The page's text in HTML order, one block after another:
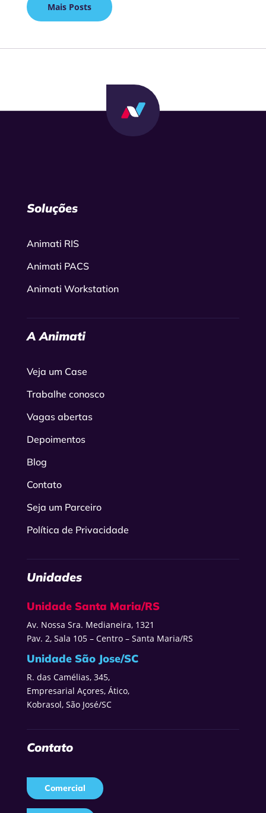
Mais Posts
Soluções
Animati RIS
Animati PACS
Animati Workstation
A Animati
Veja um Case
Trabalhe conosco
Vagas abertas
Depoimentos
Blog
Contato
Seja um Parceiro
Política de Privacidade
Unidades
Unidade Santa Maria/RS
Av. Nossa Sra. Medianeira, 1321
Pav. 2, Sala 105 – Centro – Santa Maria/RS
Unidade São Jose/SC
R. das Camélias, 345,
Empresarial Açores, Ático,
Kobrasol, São José/SC
Contato
Comercial